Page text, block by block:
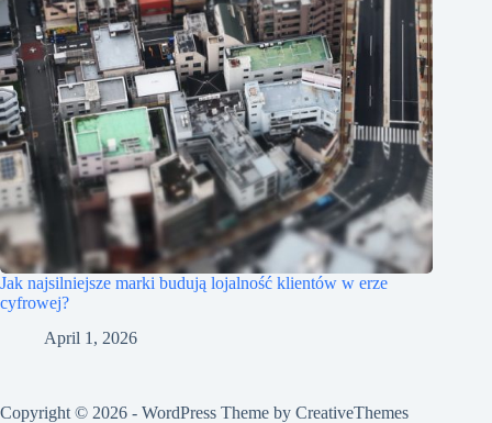
Jak najsilniejsze marki budują lojalność klientów w erze
cyfrowej?
April 1, 2026
Copyright © 2026 - WordPress Theme by CreativeThemes